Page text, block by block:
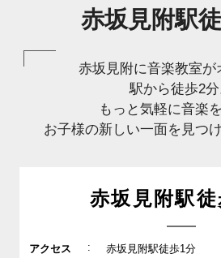
赤坂見附駅
赤坂見附に音楽教室が
駅から徒歩2分
もっと気軽に音楽
お子様の新しい一面を見つ
赤坂見附駅
アクセス : 赤坂見附駅徒歩1分